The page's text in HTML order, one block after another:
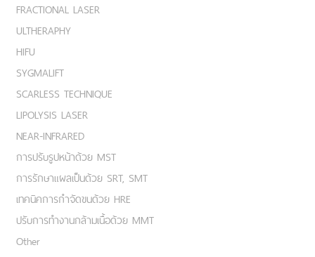
FRACTIONAL LASER
ULTHERAPHY
HIFU
SYGMALIFT
SCARLESS TECHNIQUE
LIPOLYSIS LASER
NEAR-INFRARED
การปรับรูปหน้าด้วย MST
การรักษาแผลเป็นด้วย SRT, SMT
เทคนิคการกำจัดขนด้วย HRE
ปรับการทำงานกล้ามเนื้อด้วย MMT
Other